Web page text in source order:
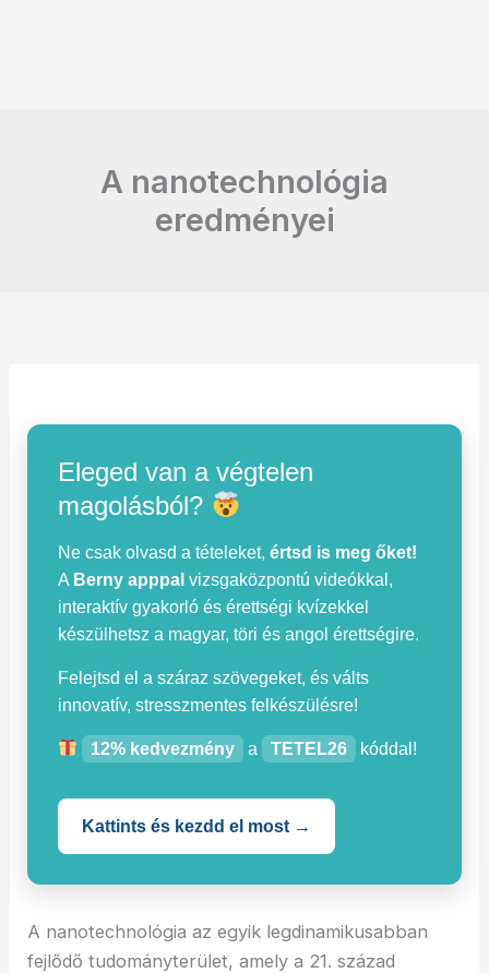
A nanotechnológia
eredményei
Eleged van a végtelen
magolásból?
Ne csak olvasd a tételeket,értsd is meg őket!
A Berny apppal vizsgaközpontú videókkal,
interaktív gyakorló és érettségi kvízekkel
készülhetsz a magyar, töri és angol érettségire.
Felejtsd el a száraz szövegeket, és válts
innovatív, stresszmentes felkészülésre!
12% kedvezmény a TETEL26 kóddal!
Kattints és kezdd el most →
A nanotechnológia az egyik legdinamikusabban
fejlődő tudományterület, amely a 21. század